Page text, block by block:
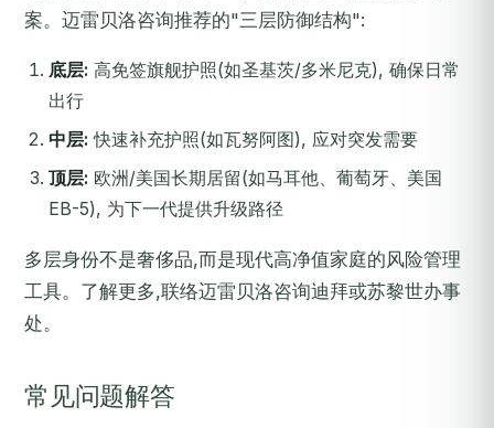
案。迈雷贝洛咨询推荐的"三层防御结构":
底层: 高免签旗舰护照(如圣基茨/多米尼克), 确保日常
出行
中层: 快速补充护照(如瓦努阿图), 应对突发需要
顶层: 欧洲/美国长期居留(如马耳他、葡萄牙、美国
EB-5), 为下一代提供升级路径
多层身份不是奢侈品,而是现代高净值家庭的风险管理
工具。了解更多,联络迈雷贝洛咨询迪拜或苏黎世办事
处。
常见问题解答